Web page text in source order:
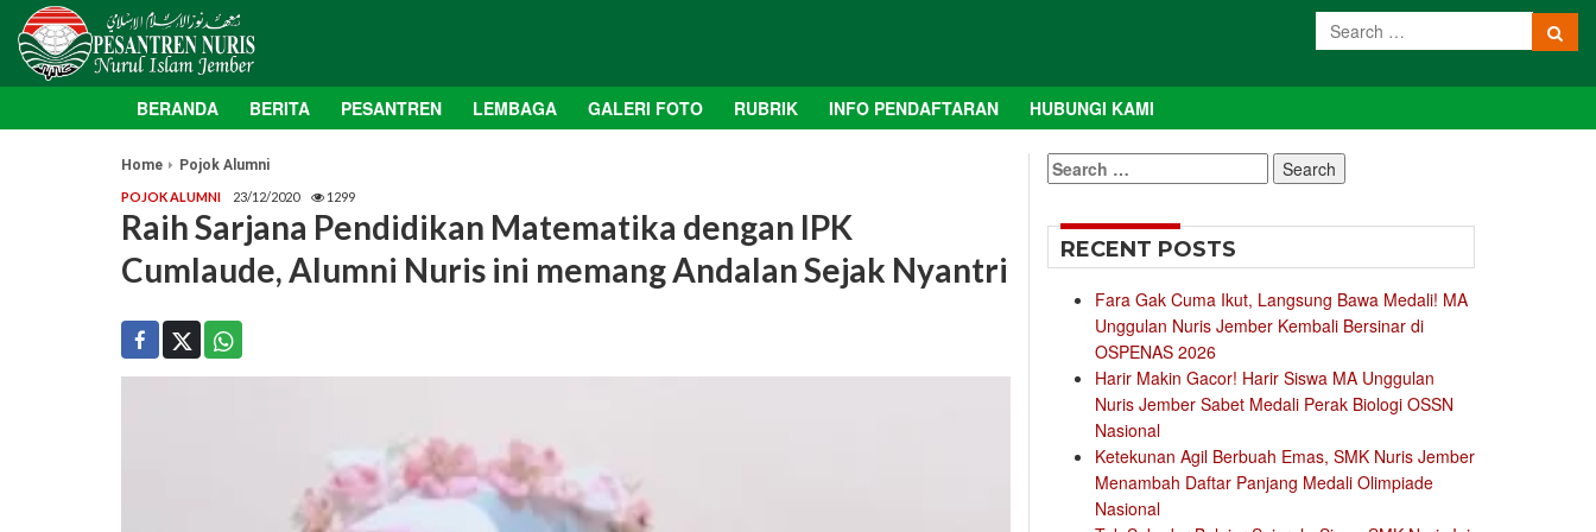
BERANDA BERITA PESANTREN LEMBAGA GALERI FOTO RUBRIK INFO PENDAFTARAN HUBUNGI KAMI
Home Pojok Alumni
POJOK ALUMNI 23/12/2020 1299
Raih Sarjana Pendidikan Matematika dengan IPK
Cumlaude, Alumni Nuris ini memang Andalan Sejak Nyantri
Search
for:
RECENT POSTS
Fara Gak Cuma Ikut, Langsung Bawa Medali! MA
Unggulan Nuris Jember Kembali Bersinar di
OSPENAS 2026
Harir Makin Gacor! Harir Siswa MA Unggulan
Nuris Jember Sabet Medali Perak Biologi OSSN
Nasional
Ketekunan Agil Berbuah Emas, SMK Nuris Jember
Menambah Daftar Panjang Medali Olimpiade
Nasional